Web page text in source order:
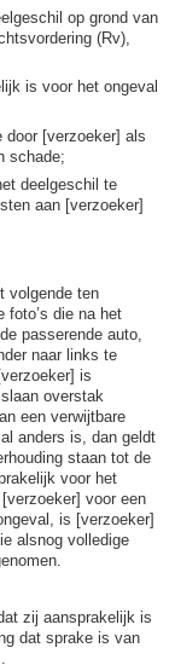
op grond van
(Rv),
is voor het ongeval
door [verzoeker] als
schade;
deelgeschil te
aan [verzoeker]
volgende ten
foto’s die na het
passerende auto,
naar links te
is
overstak
een verwijtbare
anders is, dan geldt
staan tot de
voor het
voor een
is [verzoeker]
alsnog volledige
zij aansprakelijk is
dat sprake is van